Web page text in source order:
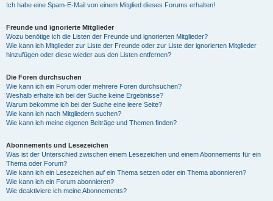
Ich habe eine Spam-E-Mail von einem Mitglied dieses Forums erhalten!
Freunde und ignorierte Mitglieder
Wozu benötige ich die Listen der Freunde und ignorierten Mitglieder?
Wie kann ich Mitglieder zur Liste der Freunde oder zur Liste der ignorierten Mitglieder
hinzufügen oder diese wieder aus den Listen entfernen?
Die Foren durchsuchen
Wie kann ich ein Forum oder mehrere Foren durchsuchen?
Weshalb erhalte ich bei der Suche keine Ergebnisse?
Warum bekomme ich bei der Suche eine leere Seite?
Wie kann ich nach Mitgliedern suchen?
Wie kann ich meine eigenen Beiträge und Themen finden?
Abonnements und Lesezeichen
Was ist der Unterschied zwischen einem Lesezeichen und einem Abonnements für ein
Thema oder Forum?
Wie kann ich ein Lesezeichen auf ein Thema setzen oder ein Thema abonnieren?
Wie kann ich ein Forum abonnieren?
Wie deaktiviere ich meine Abonnements?